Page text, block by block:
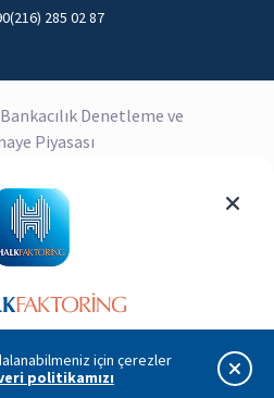
285 02 87
Bankacılık Denetleme ve
Piyasası
için çerezler
politikamızı